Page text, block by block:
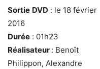
Sortie DVD : le 18 février
2016
Durée : 01h23
Réalisateur : Benoît
Philippon, Alexandre